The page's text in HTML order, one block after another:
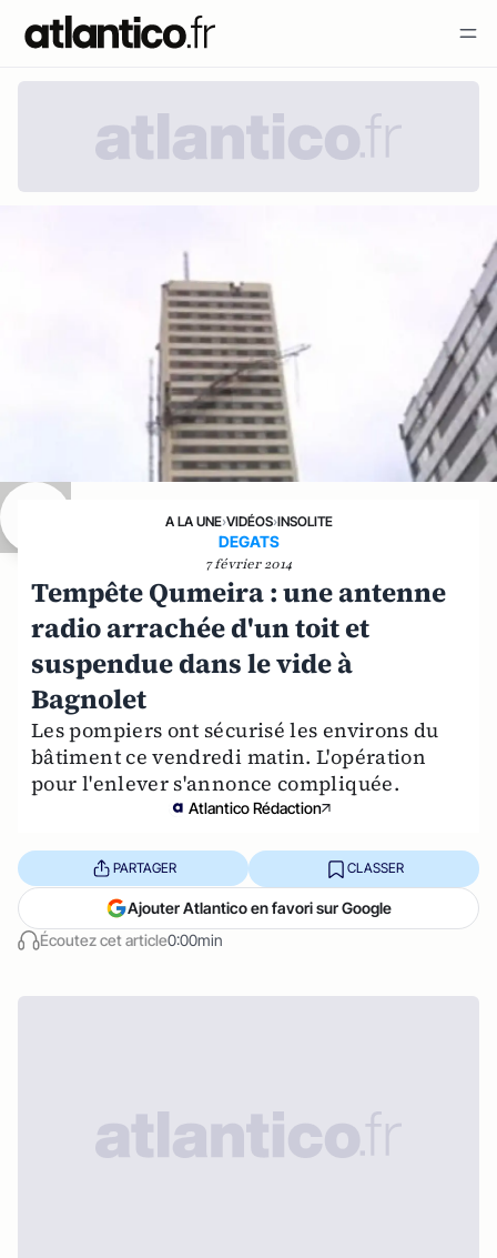
A LA UNE›VIDÉOS›INSOLITE
DEGATS
7 février 2014
Tempête Qumeira : une antenne
radio arrachée d'un toit et
suspendue dans le vide à
Bagnolet
Les pompiers ont sécurisé les environs du
bâtiment ce vendredi matin. L'opération
pour l'enlever s'annonce compliquée.
Atlantico Rédaction
Écoutez cet article0:00min
PARTAGER CLASSER
Ajouter Atlantico en favori sur Google